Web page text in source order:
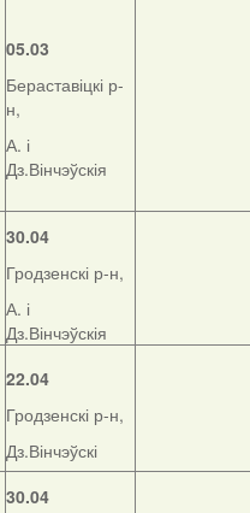
05.03
Бераставіцкі р-
н,
А. і
Дз.Вінчэўскія
30.04
Гродзенскі р-н,
А. і
Дз.Вінчэўскія
22.04
Гродзенскі р-н,
Дз.Вінчэўскі
30.04